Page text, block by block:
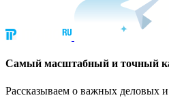
Cамый масштабный и точный
Рассказываем о важных деловых